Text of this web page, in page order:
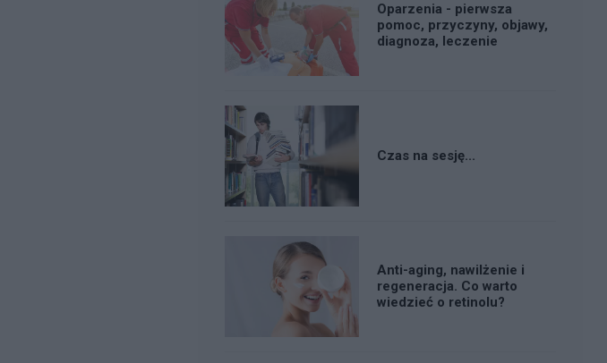
Oparzenia - pierwsza
pomoc, przyczyny, objawy,
diagnoza, leczenie
Czas na sesję...
Anti-aging, nawilżenie i
regeneracja. Co warto
wiedzieć o retinolu?